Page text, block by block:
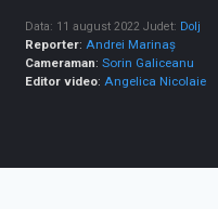
Data: 11 august 2022 Judet: Dolj
Reporter:Andrei Marinaș
Cameraman:Sorin Galiceanu
Editor video:Angelica Nicolaie